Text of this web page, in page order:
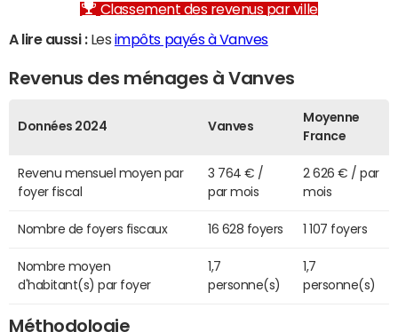
Classement des revenus par ville
A lire aussi :Les impôts payés à Vanves
Revenus des ménages à Vanves
Données 2024 Vanves
Moyenne
France
Revenu mensuel moyen par
foyer fiscal
3 764 € /
par mois
2 626 € / par
mois
Nombre de foyers fiscaux 16 628 foyers 1 107 foyers
Nombre moyen
d'habitant(s) par foyer
1,7
personne(s)
1,7
personne(s)
Méthodologie